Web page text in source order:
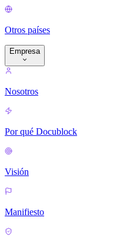
Otros países
Empresa
Nosotros
Por qué Docublock
Visión
Manifiesto